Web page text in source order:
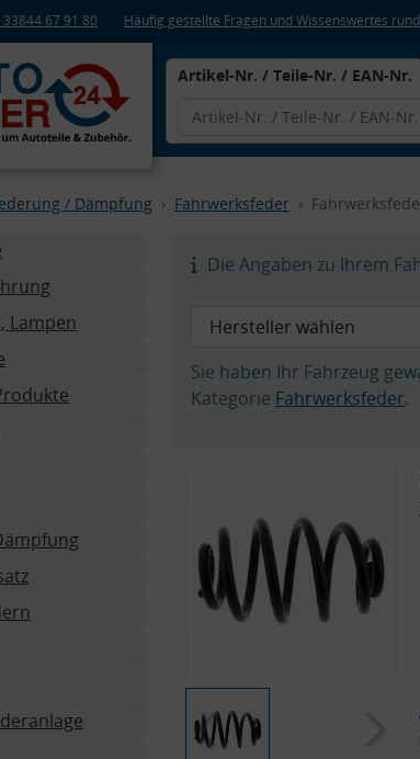
33844 67 91 80 Häufig gestellte Fragen und Wissenswertes
Artikel-Nr. / Teile-Nr. / EAN-Nr.
/ Dämpfung Fahrwerksfeder
Lampen
Die Angaben zu Ihrem
Sie haben Ihr Fahrzeug
Kategorie Fahrwerksfeder.